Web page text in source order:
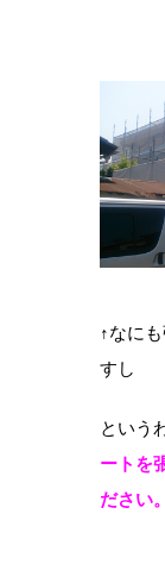
↑なに
すし
という
ートを
ださい